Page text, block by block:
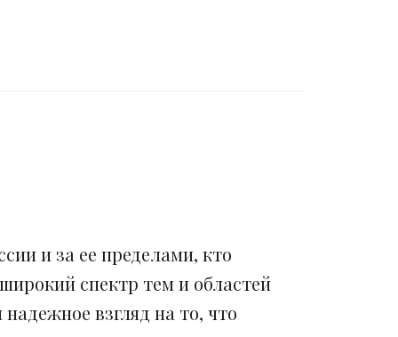
и за ее пределами, кто
спектр тем и областей
взгляд на то, что